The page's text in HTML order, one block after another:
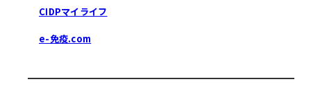
CIDPマイライフ
e-免疫.com